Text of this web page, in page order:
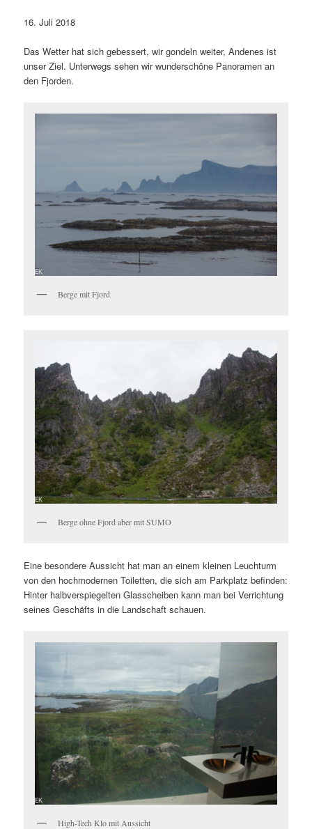
16. Juli 2018
Das Wetter hat sich gebessert, wir gondeln weiter, Andenes ist
unser Ziel. Unterwegs sehen wir wunderschöne Panoramen an
den Fjorden.
Berge mit Fjord
Berge ohne Fjord aber mit SUMO
Eine besondere Aussicht hat man an einem kleinen Leuchturm
von den hochmodernen Toiletten, die sich am Parkplatz befinden:
Hinter halbverspiegelten Glasscheiben kann man bei Verrichtung
seines Geschäfts in die Landschaft schauen.
High-Tech Klo mit Aussicht